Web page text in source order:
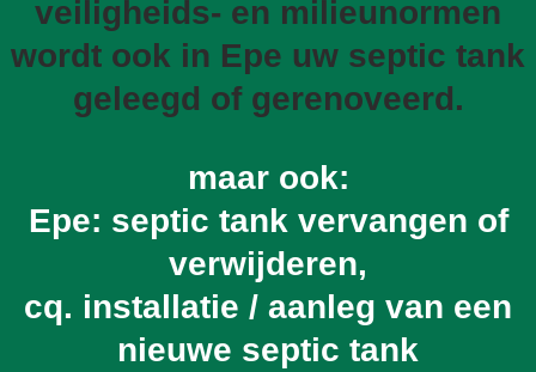
veiligheids- en milieunormen
wordt ook in Epe uw septic tank
geleegd of gerenoveerd.
maar ook:
Epe: septic tank vervangen of
verwijderen,
cq. installatie / aanleg van een
nieuwe septic tank